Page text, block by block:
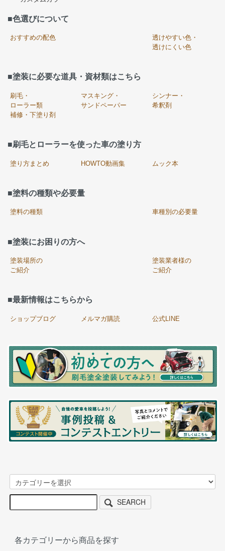
■色選びについて
おすすめの配色
透けやすい色・
透けにくい色
■塗装に必要な道具・資材類はこちら
刷毛・
ローラー類
マスキング・
サンドペーパー
シンナー・
希釈剤
補修・下塗り剤
■刷毛とローラーを使った車の塗り方
塗り方まとめ HOWTO動画集 ムック本
■塗料の種類や必要量
塗料の種類 車種別の必要量
■塗装にお困りの方へ
塗装場所の
ご紹介
塗装業者様の
ご紹介
■最新情報はこちらから
ショップブログ メルマガ購読 公式LINE
SEARCH
各カテゴリーから商品を探す